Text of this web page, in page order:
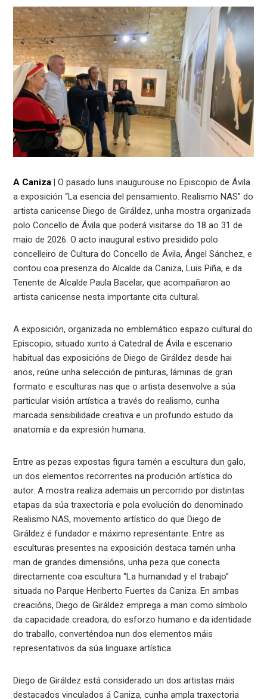
A Caniza | O pasado luns inaugurouse no Episcopio de Ávila
a exposición “La esencia del pensamiento. Realismo NAS” do
artista canicense Diego de Giráldez, unha mostra organizada
polo Concello de Ávila que poderá visitarse do 18 ao 31 de
maio de 2026. O acto inaugural estivo presidido polo
concelleiro de Cultura do Concello de Ávila, Ángel Sánchez, e
contou coa presenza do Alcalde da Caniza, Luis Piña, e da
Tenente de Alcalde Paula Bacelar, que acompañaron ao
artista canicense nesta importante cita cultural.
A exposición, organizada no emblemático espazo cultural do
Episcopio, situado xunto á Catedral de Ávila e escenario
habitual das exposicións de Diego de Giráldez desde hai
anos, reúne unha selección de pinturas, láminas de gran
formato e esculturas nas que o artista desenvolve a súa
particular visión artística a través do realismo, cunha
marcada sensibilidade creativa e un profundo estudo da
anatomía e da expresión humana.
Entre as pezas expostas figura tamén a escultura dun galo,
un dos elementos recorrentes na produción artística do
autor. A mostra realiza ademais un percorrido por distintas
etapas da súa traxectoria e pola evolución do denominado
Realismo NAS, movemento artístico do que Diego de
Giráldez é fundador e máximo representante. Entre as
esculturas presentes na exposición destaca tamén unha
man de grandes dimensións, unha peza que conecta
directamente coa escultura “La humanidad y el trabajo”
situada no Parque Heriberto Fuertes da Caniza. En ambas
creacións, Diego de Giráldez emprega a man como símbolo
da capacidade creadora, do esforzo humano e da identidade
do traballo, converténdoa nun dos elementos máis
representativos da súa linguaxe artística.
Diego de Giráldez está considerado un dos artistas máis
destacados vinculados á Caniza, cunha ampla traxectoria